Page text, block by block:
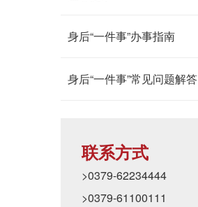
身后“一件事”办事指南
身后“一件事”常见问题解答
联系方式
>0379-62234444
>0379-61100111